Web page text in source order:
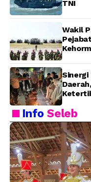
TNI
Wakil
InfoSeleb